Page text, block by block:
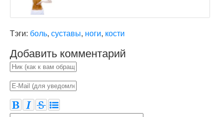
Тэги: боль, суставы, ноги, кости
Добавить комментарий